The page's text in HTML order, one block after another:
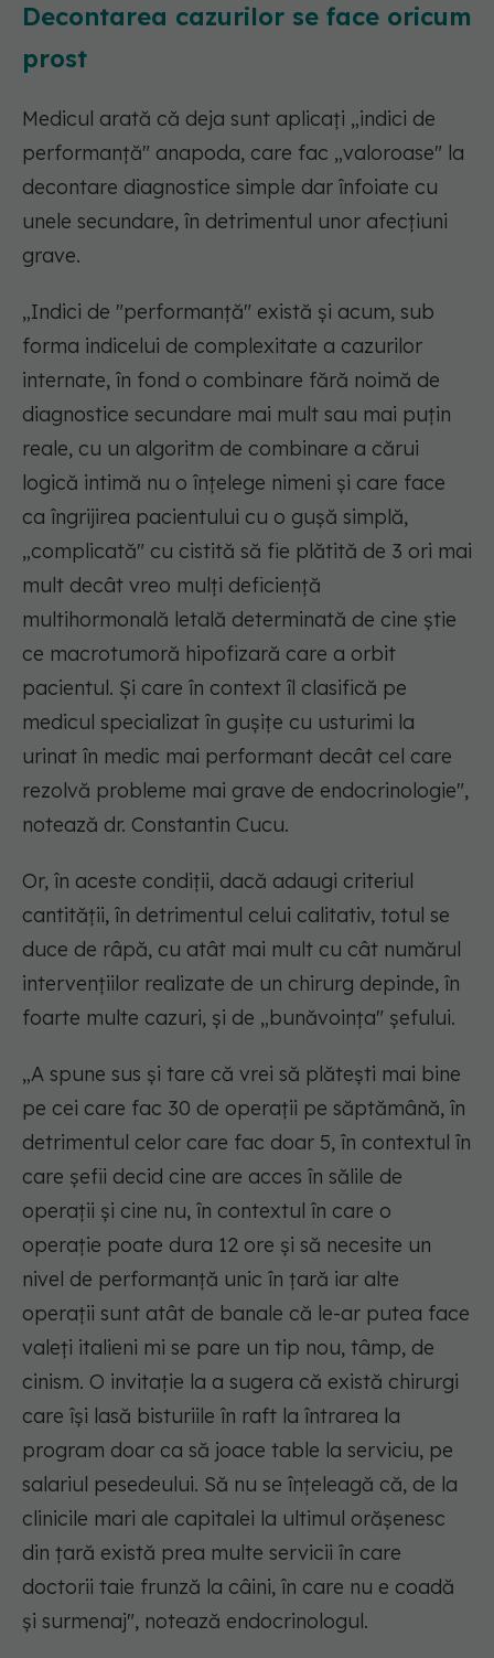
Decontarea cazurilor se face oricum
prost
Medicul arată că deja sunt aplicați „indici de
performanță" anapoda, care fac „valoroase" la
decontare diagnostice simple dar înfoiate cu
unele secundare, în detrimentul unor afecțiuni
grave.
„Indici de "performanță" există și acum, sub
forma indicelui de complexitate a cazurilor
internate, în fond o combinare fără noimă de
diagnostice secundare mai mult sau mai puțin
reale, cu un algoritm de combinare a cărui
logică intimă nu o înțelege nimeni și care face
ca îngrijirea pacientului cu o gușă simplă,
„complicată" cu cistită să fie plătită de 3 ori mai
mult decât vreo mulți deficiență
multihormonală letală determinată de cine știe
ce macrotumoră hipofizară care a orbit
pacientul. Și care în context îl clasifică pe
medicul specializat în gușițe cu usturimi la
urinat în medic mai performant decât cel care
rezolvă probleme mai grave de endocrinologie",
notează dr. Constantin Cucu.
Or, în aceste condiții, dacă adaugi criteriul
cantității, în detrimentul celui calitativ, totul se
duce de râpă, cu atât mai mult cu cât numărul
intervențiilor realizate de un chirurg depinde, în
foarte multe cazuri, și de „bunăvoința" șefului.
„A spune sus și tare că vrei să plătești mai bine
pe cei care fac 30 de operații pe săptămână, în
detrimentul celor care fac doar 5, în contextul în
care șefii decid cine are acces în sălile de
operații și cine nu, în contextul în care o
operație poate dura 12 ore și să necesite un
nivel de performanță unic în țară iar alte
operații sunt atât de banale că le-ar putea face
valeți italieni mi se pare un tip nou, tâmp, de
cinism. O invitație la a sugera că există chirurgi
care își lasă bisturiile în raft la întrarea la
program doar ca să joace table la serviciu, pe
salariul pesedeului. Să nu se înțeleagă că, de la
clinicile mari ale capitalei la ultimul orășenesc
din țară există prea multe servicii în care
doctorii taie frunză la câini, în care nu e coadă
și surmenaj", notează endocrinologul.